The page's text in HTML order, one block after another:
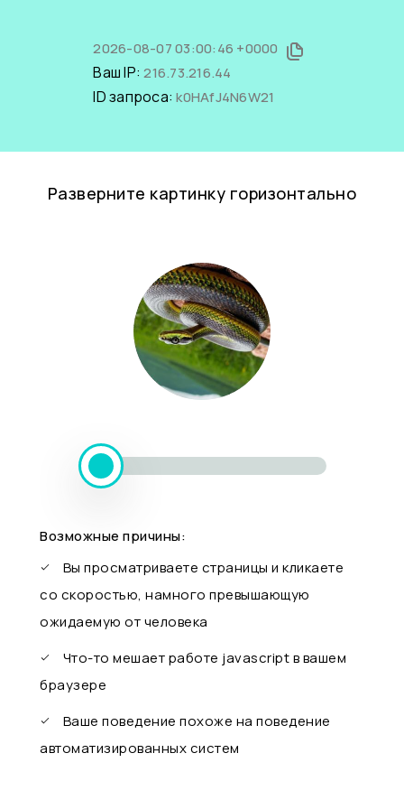
2026-08-07 03:00:46 +0000
Ваш IP:216.73.216.44
ID запроса:k0HAfJ4N6W21
Разверните картинку горизонтально
Возможные причины:
Вы просматриваете страницы и кликаете
со скоростью, намного превышающую
ожидаемую от человека
Что-то мешает работе javascript в вашем
браузере
Ваше поведение похоже на поведение
автоматизированных систем